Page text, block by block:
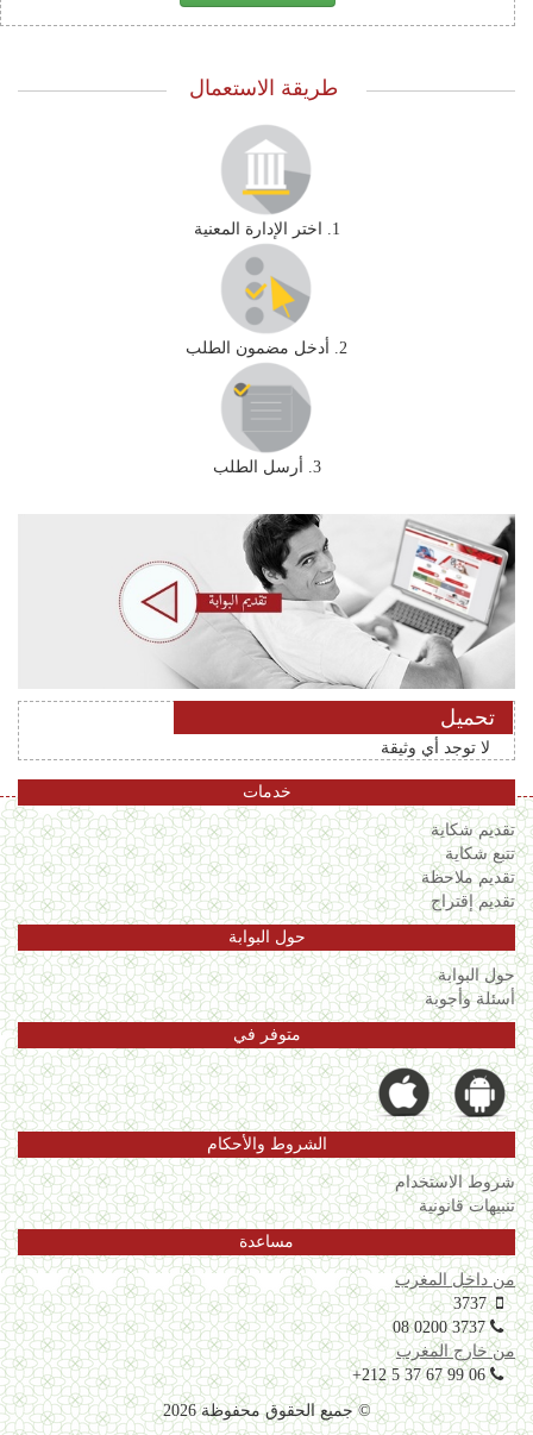
طريقة الاستعمال
1. اختر الإدارة المعنية
2. أدخل مضمون الطلب
3. أرسل الطلب
تحميل
لا توجد أي وثيقة
خدمات
تقديم شكاية
تتبع شكاية
تقديم ملاحظة
تقديم إقتراح
حول البوابة
حول البوابة
أسئلة وأجوبة
متوفر في
الشروط والأحكام
شروط الاستخدام
تنبيهات قانونية
مساعدة
من داخل المغرب
3737
08 0200 3737
من خارج المغرب
+212 5 37 67 99 06
© جميع الحقوق محفوظة 2026